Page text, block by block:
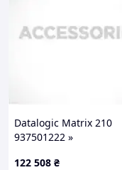
Datalogic Matrix 210
937501222 »
122 508 ₴